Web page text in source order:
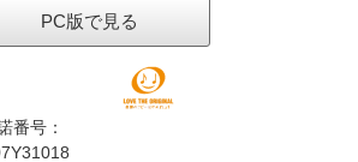
PC版で見る
番号：